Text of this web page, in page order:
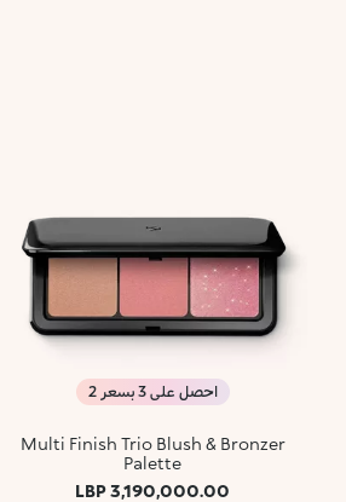
احصل على 3 بسعر 2
Multi Finish Trio Blush & Bronzer
Palette
3,190,000.00 LBP